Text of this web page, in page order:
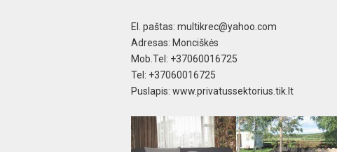
El. paštas: multikrec@yahoo.com
Adresas: Monciškės
Mob.Tel: +37060016725
Tel: +37060016725
Puslapis: www.privatussektorius.tik.lt